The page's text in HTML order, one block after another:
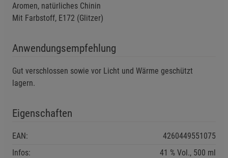
Aromen, natürliches Chinin
Mit Farbstoff, E172 (Glitzer)
Anwendungsempfehlung
Gut verschlossen sowie vor Licht und Wärme geschützt
lagern.
Eigenschaften
EAN:
4260449551075
Infos:
41 % Vol., 500 ml
Cookie-Informationen
Marketing Cookies (3)
Cookie-Informationenanzeigen